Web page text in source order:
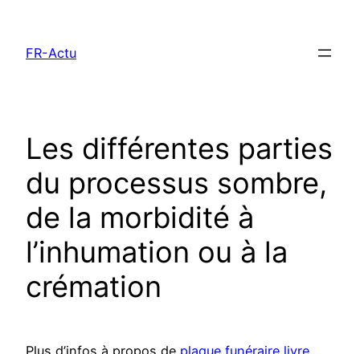
contenu
FR-Actu
Les différentes parties
du processus sombre,
de la morbidité à
l’inhumation ou à la
crémation